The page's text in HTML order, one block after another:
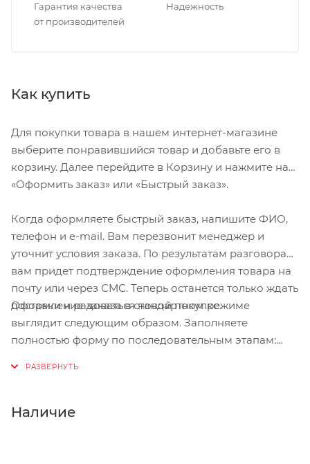
Гарантия качества
от производителей
Надежность
Как купить
Для покупки товара в нашем интернет-магазине
выберите понравившийся товар и добавьте его в
корзину. Далее перейдите в Корзину и нажмите на
«Оформить заказ» или «Быстрый заказ».
Когда оформляете быстрый заказ, напишите ФИО,
телефон и e-mail. Вам перезвонит менеджер и
уточнит условия заказа. По результатам разговора
вам придет подтверждение оформления товара на
почту или через СМС. Теперь останется только ждать
доставки и радоваться новой покупке.
Оформление заказа в стандартном режиме
выглядит следующим образом. Заполняете
полностью форму по последовательным этапам:
Нажмите кнопку «Оформить заказ».
Наличие